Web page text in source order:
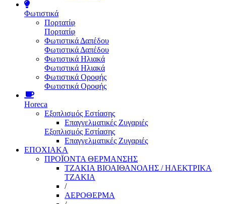
Φωτιστικά
Πορτατίφ
Πορτατίφ
Φωτιστικά Δαπέδου
Φωτιστικά Δαπέδου
Φωτιστικά Ηλιακά
Φωτιστικά Ηλιακά
Φωτιστικά Οροφής
Φωτιστικά Οροφής
Horeca
Εξοπλισμός Εστίασης
Επαγγελματικές Ζυγαριές
Εξοπλισμός Εστίασης
Επαγγελματικές Ζυγαριές
ΕΠΟΧΙΑΚΑ
ΠΡΟΪΟΝΤΑ ΘΕΡΜΑΝΣΗΣ
ΤΖΑΚΙΑ ΒΙΟΑΙΘΑΝΟΛΗΣ / ΗΛΕΚΤΡΙΚΑ
ΤΖΑΚΙΑ
/
ΑΕΡΟΘΕΡΜΑ